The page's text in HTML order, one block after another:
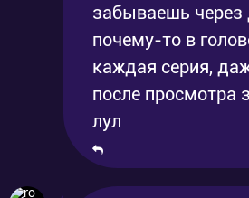
забываешь через
почему-то в
каждая серия,
после
лул